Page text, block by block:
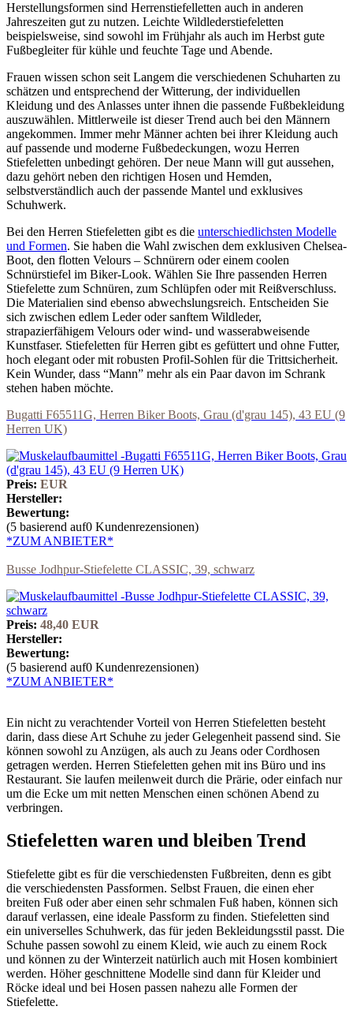
Herstellungsformen sind Herrenstiefelletten auch in anderen
Jahreszeiten gut zu nutzen. Leichte Wildlederstiefeletten
beispielsweise, sind sowohl im Frühjahr als auch im Herbst gute
Fußbegleiter für kühle und feuchte Tage und Abende.
Frauen wissen schon seit Langem die verschiedenen Schuharten zu
schätzen und entsprechend der Witterung, der individuellen
Kleidung und des Anlasses unter ihnen die passende Fußbekleidung
auszuwählen. Mittlerweile ist dieser Trend auch bei den Männern
angekommen. Immer mehr Männer achten bei ihrer Kleidung auch
auf passende und moderne Fußbedeckungen, wozu Herren
Stiefeletten unbedingt gehören. Der neue Mann will gut aussehen,
dazu gehört neben den richtigen Hosen und Hemden,
selbstverständlich auch der passende Mantel und exklusives
Schuhwerk.
Bei den Herren Stiefeletten gibt es die unterschiedlichsten Modelle
und Formen. Sie haben die Wahl zwischen dem exklusiven Chelsea-
Boot, den flotten Velours – Schnürern oder einem coolen
Schnürstiefel im Biker-Look. Wählen Sie Ihre passenden Herren
Stiefelette zum Schnüren, zum Schlüpfen oder mit Reißverschluss.
Die Materialien sind ebenso abwechslungsreich. Entscheiden Sie
sich zwischen edlem Leder oder sanftem Wildleder,
strapazierfähigem Velours oder wind- und wasserabweisende
Kunstfaser. Stiefeletten für Herren gibt es gefüttert und ohne Futter,
hoch elegant oder mit robusten Profil-Sohlen für die Trittsicherheit.
Kein Wunder, dass “Mann” mehr als ein Paar davon im Schrank
stehen haben möchte.
Bugatti F65511G, Herren Biker Boots, Grau (d'grau 145), 43 EU (9
Herren UK)
Preis: EUR
Hersteller:
Bewertung:
(5 basierend auf0 Kundenrezensionen)
*ZUM ANBIETER*
Busse Jodhpur-Stiefelette CLASSIC, 39, schwarz
Preis: 48,40 EUR
Hersteller:
Bewertung:
(5 basierend auf0 Kundenrezensionen)
*ZUM ANBIETER*
Ein nicht zu verachtender Vorteil von Herren Stiefeletten besteht
darin, dass diese Art Schuhe zu jeder Gelegenheit passend sind. Sie
können sowohl zu Anzügen, als auch zu Jeans oder Cordhosen
getragen werden. Herren Stiefeletten gehen mit ins Büro und ins
Restaurant. Sie laufen meilenweit durch die Prärie, oder einfach nur
um die Ecke um mit netten Menschen einen schönen Abend zu
verbringen.
Stiefeletten waren und bleiben Trend
Stiefelette gibt es für die verschiedensten Fußbreiten, denn es gibt
die verschiedensten Passformen. Selbst Frauen, die einen eher
breiten Fuß oder aber einen sehr schmalen Fuß haben, können sich
darauf verlassen, eine ideale Passform zu finden. Stiefeletten sind
ein universelles Schuhwerk, das für jeden Bekleidungsstil passt. Die
Schuhe passen sowohl zu einem Kleid, wie auch zu einem Rock
und können zu der Winterzeit natürlich auch mit Hosen kombiniert
werden. Höher geschnittene Modelle sind dann für Kleider und
Röcke ideal und bei Hosen passen nahezu alle Formen der
Stiefelette.